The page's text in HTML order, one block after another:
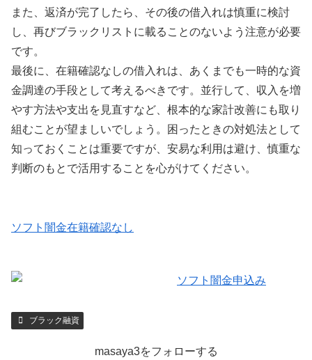
また、返済が完了したら、その後の借入れは慎重に検討
し、再びブラックリストに載ることのないよう注意が必要
です。
最後に、在籍確認なしの借入れは、あくまでも一時的な資
金調達の手段として考えるべきです。並行して、収入を増
やす方法や支出を見直すなど、根本的な家計改善にも取り
組むことが望ましいでしょう。困ったときの対処法として
知っておくことは重要ですが、安易な利用は避け、慎重な
判断のもとで活用することを心がけてください。
ソフト闇金在籍確認なし
ブラック融資
masaya3をフォローする